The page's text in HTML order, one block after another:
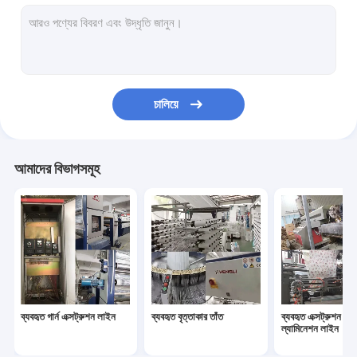
ব্যবহৃত উইন্ডিং মেশিন
চালিয়ে
আমাদের বিভাগসমূহ
ব্যবহৃত গার্ন এক্সট্রুশন লাইন ব্যবহৃত বৃত্তাকার তাঁত
ব্যবহৃত এক্সট্রুশন লেপ
ল্যামিনেশন লাইন